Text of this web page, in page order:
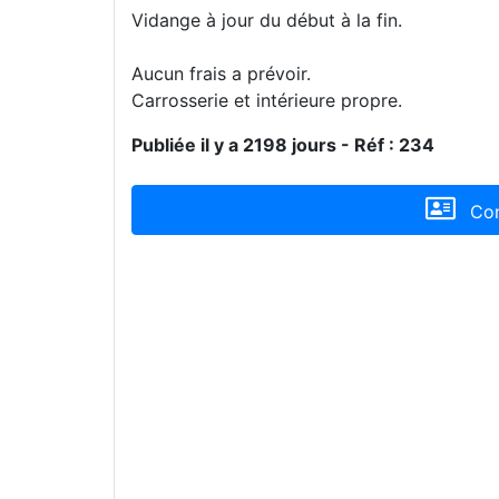
Vidange à jour du début à la fin.
Aucun frais a prévoir.
Carrosserie et intérieure propre.
Publiée il y a 2198 jours - Réf : 234